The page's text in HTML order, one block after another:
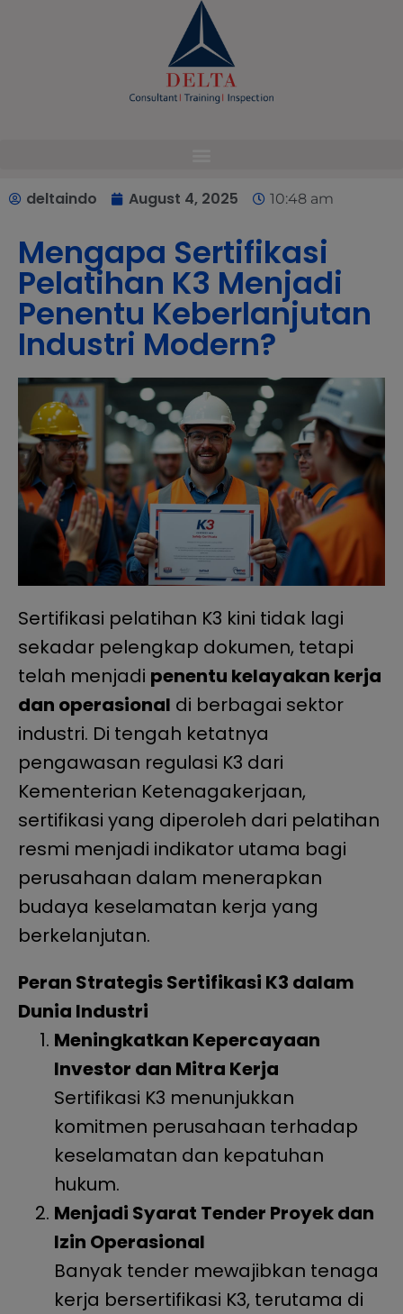
deltaindo August 4, 2025 10:48 am
Mengapa Sertifikasi
Pelatihan K3 Menjadi
Penentu Keberlanjutan
Industri Modern?
Sertifikasi pelatihan K3 kini tidak lagi
sekadar pelengkap dokumen, tetapi
telah menjadi penentu kelayakan kerja
dan operasional di berbagai sektor
industri. Di tengah ketatnya
pengawasan regulasi K3 dari
Kementerian Ketenagakerjaan,
sertifikasi yang diperoleh dari pelatihan
resmi menjadi indikator utama bagi
perusahaan dalam menerapkan
budaya keselamatan kerja yang
berkelanjutan.
Peran Strategis Sertifikasi K3 dalam
Dunia Industri
Meningkatkan Kepercayaan
Investor dan Mitra Kerja
Sertifikasi K3 menunjukkan
komitmen perusahaan terhadap
keselamatan dan kepatuhan
hukum.
Menjadi Syarat Tender Proyek dan
Izin Operasional
Banyak tender mewajibkan tenaga
kerja bersertifikasi K3, terutama di
modal-check